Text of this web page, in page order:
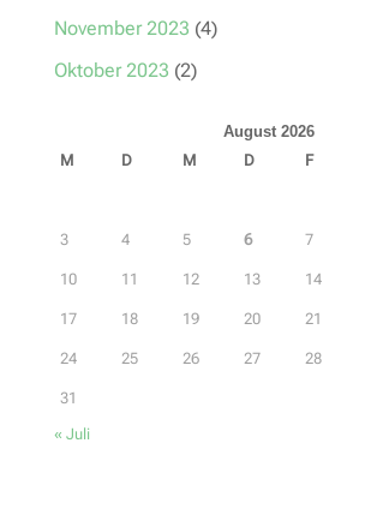
November 2023 (4)
Oktober 2023 (2)
August 2026
M
D M D F
3 4 5 6 7
10 11 12 13 14
17 18 19 20 21
24 25 26 27 28
31
« Juli